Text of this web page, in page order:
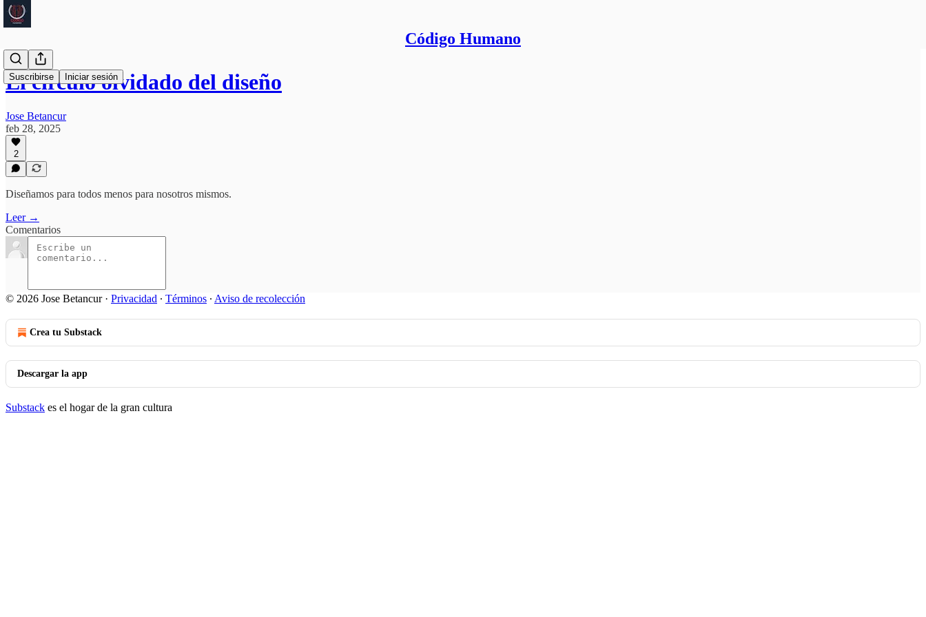
Código Humano
Suscribirse Iniciar sesión
El círculo olvidado del diseño
Jose Betancur
feb 28, 2025
2
Diseñamos para todos menos para nosotros mismos.
Leer →
Comentarios
© 2026 Jose Betancur· Privacidad ∙ Términos ∙ Aviso de recolección
Crea tu Substack
Descargar la app
Substack es el hogar de la gran cultura